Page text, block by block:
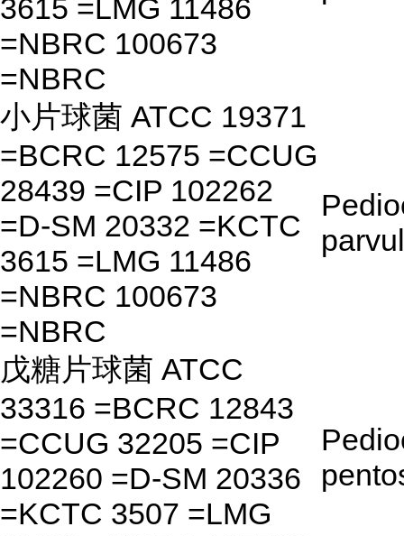
3615 =LMG 11486
=NBRC 100673
=NBRC
小片球菌 ATCC 19371
=BCRC 12575 =CCUG
28439 =CIP 102262
=D-SM 20332 =KCTC
3615 =LMG 11486
=NBRC 100673
=NBRC
戊糖片球菌 ATCC
33316 =BCRC 12843
=CCUG 32205 =CIP
102260 =D-SM 20336
=KCTC 3507 =LMG